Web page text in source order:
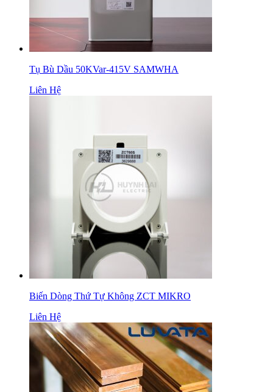
Tụ Bù Dầu 50KVar-415V SAMWHA
Liên Hệ
Biến Dòng Thứ Tự Không ZCT MIKRO
Liên Hệ